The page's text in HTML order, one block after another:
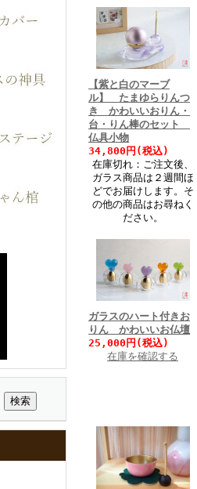
【紫と白のマーブ
ル】 たまゆらりんつ
き かわいいおりん・
台・りん棒のセット
仏具小物
34,800円(税込)
在庫切れ：ご注文後、
ガラス商品は２週間ほ
どでお届けします。そ
の他の商品はお尋ねく
ださい。
ガラスのハート付きお
りん かわいいお仏壇
25,000円(税込)
在庫を確認する